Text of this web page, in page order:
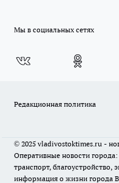
Мы в социальных сетях
Редакционная политика
© 2025 vladivostoktimes.ru -
Оперативные новости
транспорт, благоустройство,
информация о жизни города